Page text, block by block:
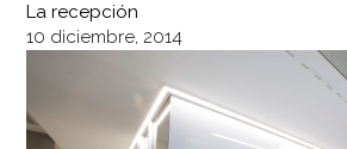
La recepción
10 diciembre, 2014